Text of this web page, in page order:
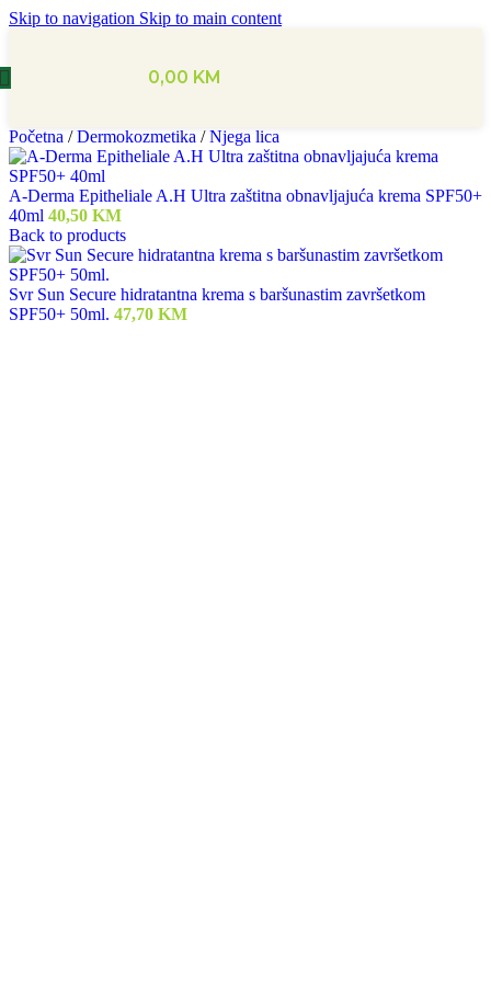
Skip to navigation Skip to main content
0,00 KM
Početna / Dermokozmetika / Njega lica
A-Derma Epitheliale A.H Ultra zaštitna obnavljajuća krema SPF50+
40ml 40,50 KM
Back to products
Svr Sun Secure hidratantna krema s baršunastim završetkom
SPF50+ 50ml. 47,70 KM